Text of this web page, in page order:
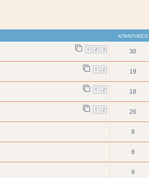
ΑΠΑΝΤΉΣΕΙΣ
1 2 3 30
1 2 19
1 2 18
1 2 26
8
8
9